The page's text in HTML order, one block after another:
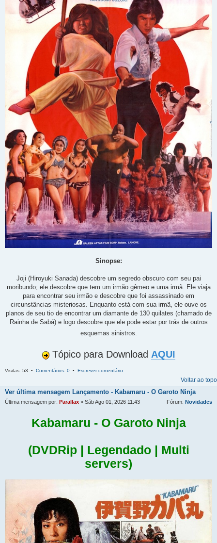
Sinopse:
Joji (Hiroyuki Sanada) descobre um segredo obscuro com seu pai
moribundo; ele descobre que tem um irmão gêmeo e uma irmã. Ele viaja
para encontrar seu irmão e descobre que foi assassinado em
circunstâncias misteriosas. Enquanto está com sua irmã, ele ouve os
planos de seu tio de encontrar um diamante de 130 quilates (chamado de
Rainha de Sabá) e logo descobre que ele pode estar por trás de outros
esquemas sinistros.
Tópico para Download AQUI
Visitas: 53 • Comentários: 0 • Escrever comentário
Voltar ao topo
Ver última mensagem Lançamento - Kabamaru - O Garoto Ninja
Última mensagem por: Parallax » Sáb Ago 01, 2026 11:43 Fórum: Novidades
Kabamaru - O Garoto Ninja
(DVDRip | Legendado | Multi
servers)